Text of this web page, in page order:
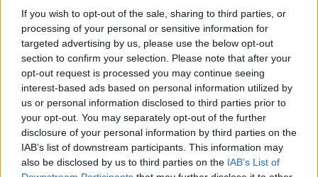
If you wish to opt-out of the sale, sharing to third parties, or
processing of your personal or sensitive information for
targeted advertising by us, please use the below opt-out
section to confirm your selection. Please note that after your
opt-out request is processed you may continue seeing
interest-based ads based on personal information utilized by
us or personal information disclosed to third parties prior to
your opt-out. You may separately opt-out of the further
disclosure of your personal information by third parties on the
IAB’s list of downstream participants. This information may
also be disclosed by us to third parties on the IAB’s List of
spotkania . To kompletne źródło danych dla kibiców i pasjonatów
lokalnej piłki nożnej. Jeżeli aktualnie nie widzisz tutaj danych z pewnością
pracujemy nad tym żeby je uzupełnić.
Wynik meczu SNK Płomyk Lutoryż vs Korona Dobrzechów
Po zakończeniu spotkania automatycznie publikujemyoficjalny wynik
spotkania, a także dane meczowe, jeśli są dostępne.
Pełny harmonogram rozgrywek dostępny jest tutaj:Rzeszów > Klasa B,
gr. II - terminarz.
Informacje o składach i strzelcach
W miarę dostępności danych, publikujemyskłady wyjściowe,